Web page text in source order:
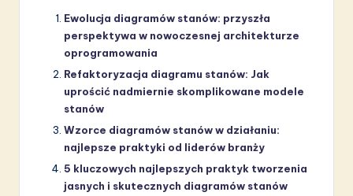
Ewolucja diagramów stanów: przyszła
perspektywa w nowoczesnej architekturze
oprogramowania
Refaktoryzacja diagramu stanów: Jak
uprościć nadmiernie skomplikowane modele
stanów
Wzorce diagramów stanów w działaniu:
najlepsze praktyki od liderów branży
5 kluczowych najlepszych praktyk tworzenia
jasnych i skutecznych diagramów stanów